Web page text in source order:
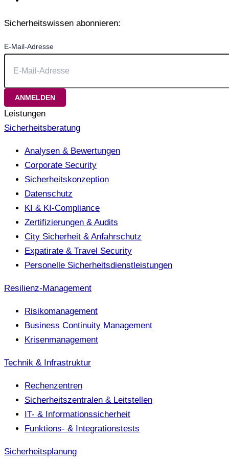
Sicherheitswissen abonnieren:
E-Mail-Adresse
Leistungen
Sicherheitsberatung
Analysen & Bewertungen
Corporate Security
Sicherheitskonzeption
Datenschutz
KI & KI-Compliance
Zertifizierungen & Audits
City Sicherheit & Anfahrschutz
Expatirate & Travel Security
Personelle Sicherheitsdienstleistungen
Resilienz-Management
Risikomanagement
Business Continuity Management
Krisenmanagement
Technik & Infrastruktur
Rechenzentren
Sicherheitszentralen & Leitstellen
IT- & Informationssicherheit
Funktions- & Integrationstests
Sicherheitsplanung